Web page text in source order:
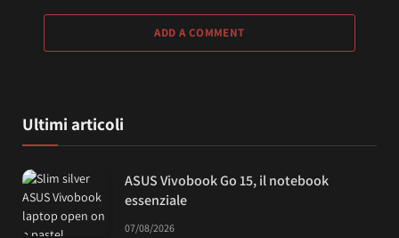
ADD A COMMENT
Ultimi articoli
ASUS Vivobook Go 15, il notebook
essenziale
07/08/2026